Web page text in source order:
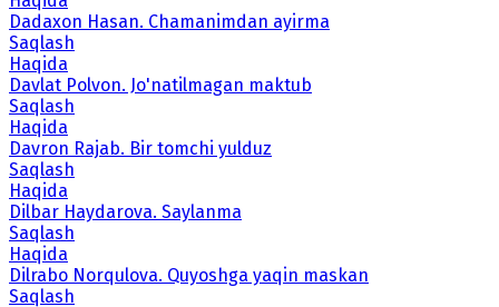
Dadaxon Hasan. Chamanimdan ayirma
Saqlash
Haqida
Davlat Polvon. Jo'natilmagan maktub
Saqlash
Haqida
Davron Rajab. Bir tomchi yulduz
Saqlash
Haqida
Dilbar Haydarova. Saylanma
Saqlash
Haqida
Dilrabo Norqulova. Quyoshga yaqin maskan
Saqlash